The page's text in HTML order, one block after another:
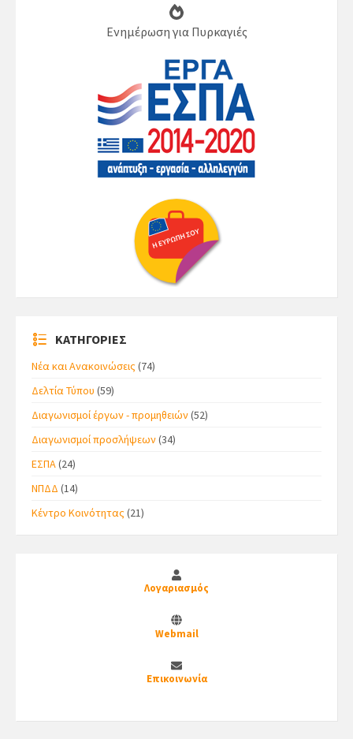
Ενημέρωση για Πυρκαγιές
ΚΑΤΗΓΟΡΙΕΣ
Νέα και Ανακοινώσεις(74)
Δελτία Τύπου (59)
Διαγωνισμοί έργων - προμηθειών(52)
Διαγωνισμοί προσλήψεων(34)
ΕΣΠΑ(24)
ΝΠΔΔ (14)
Κέντρο Κοινότητας(21)
Λογαριασμός
Webmail
Επικοινωνία